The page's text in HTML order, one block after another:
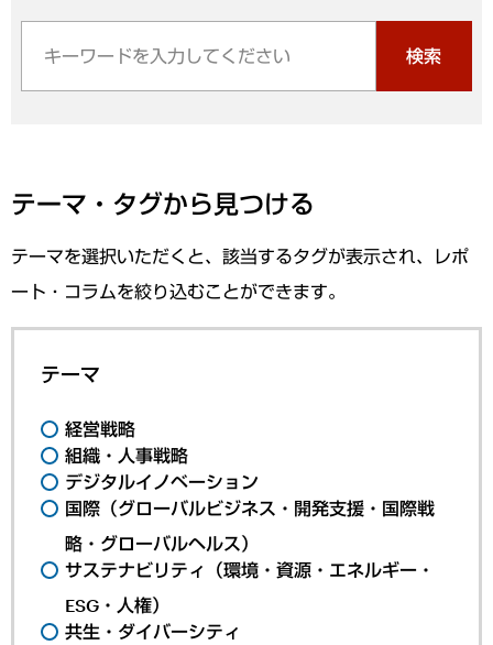
検索
テーマ・タグから見つける
テーマを選択いただくと、該当するタグが表示され、レポ
ート・コラムを絞り込むことができます。
テーマ
経営戦略
組織・人事戦略
デジタルイノベーション
国際（グローバルビジネス・開発支援・国際戦
略・グローバルヘルス）
サステナビリティ（環境・資源・エネルギー・
ESG・人権）
共生・ダイバーシティ